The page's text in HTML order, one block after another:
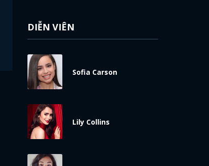
DIỄN VIÊN
Sofia Carson
Lily Collins